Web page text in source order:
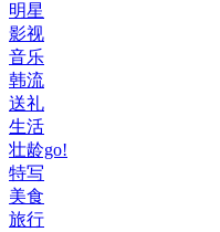
明星
影视
音乐
韩流
送礼
生活
壮龄go!
特写
美食
旅行